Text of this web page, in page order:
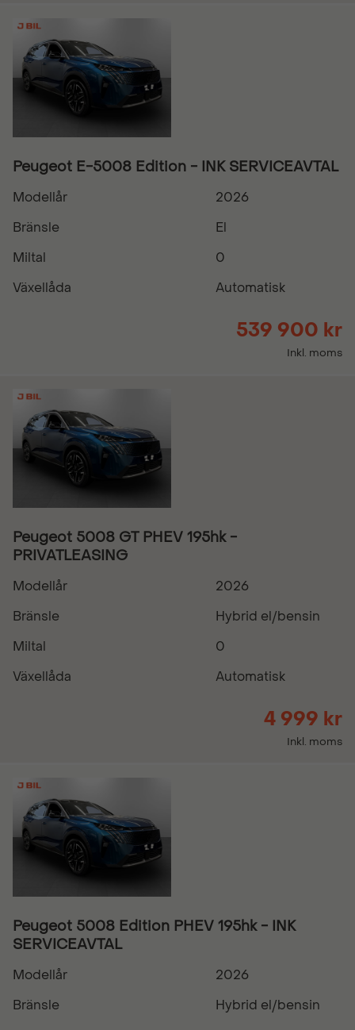
Peugeot E-5008 Edition - INK SERVICEAVTAL
Modellår
2026
Bränsle
El
Miltal
0
Växellåda
Automatisk
539 900 kr
Inkl. moms
Peugeot 5008 GT PHEV 195hk -
PRIVATLEASING
Modellår
2026
Bränsle
Hybrid el/bensin
Miltal
0
Växellåda
Automatisk
4 999 kr
Inkl. moms
Peugeot 5008 Edition PHEV 195hk - INK
SERVICEAVTAL
Modellår
2026
Bränsle
Hybrid el/bensin